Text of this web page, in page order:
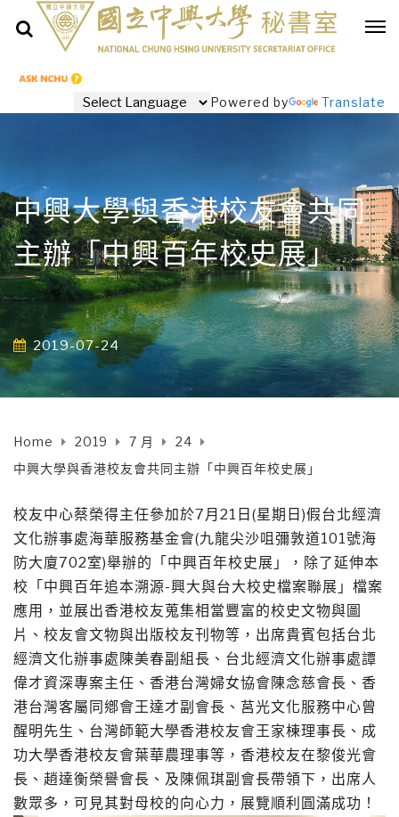
Powered by Translate
中興大學與香港校友會共同
主辦「中興百年校史展」
2019-07-24
Home 2019 7 月
24
中興大學與香港校友會共同主辦「中興百年校史展」
校友中心蔡榮得主任參加於7月21日(星期日)假台北經濟
文化辦事處海華服務基金會(九龍尖沙咀彌敦道101號海
防大廈702室)舉辦的「中興百年校史展」，除了延伸本
校「中興百年追本溯源-興大與台大校史檔案聯展」檔案
應用，並展出香港校友蒐集相當豐富的校史文物與圖
片、校友會文物與出版校友刊物等，出席貴賓包括台北
經濟文化辦事處陳美春副組長、台北經濟文化辦事處譚
偉才資深專案主任、香港台灣婦女協會陳念慈會長、香
港台灣客屬同鄕會王達才副會長、莒光文化服務中心曾
醒明先生、台灣師範大學香港校友會王家棟理事長、成
功大學香港校友會葉華農理事等，香港校友在黎俊光會
長、趙達衡榮譽會長、及陳佩琪副會長帶領下，出席人
數眾多，可見其對母校的向心力，展覽順利圓滿成功！